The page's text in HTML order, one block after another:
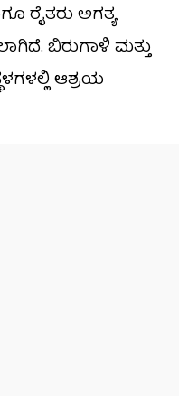
ರೈತರು ಅಗತ್ಯ
ಬಿರುಗಾಳಿ ಮತ್ತು
ಆಶ್ರಯ